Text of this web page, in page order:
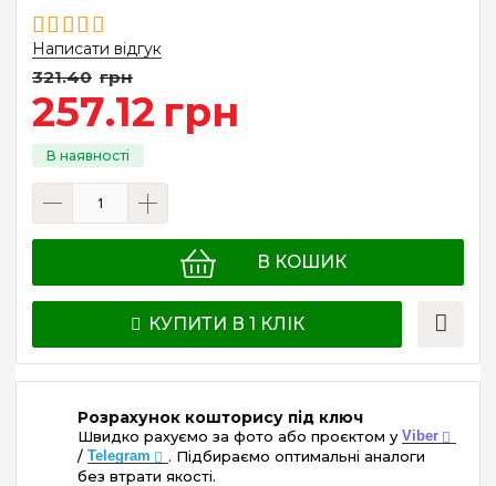
Написати відгук
321.40 грн
257.12 грн
В КОШИК
КУПИТИ В 1 КЛІК
Розрахунок кошторису під ключ
Швидко рахуємо за фото або проєктом у Viber
/ Telegram
. Підбираємо оптимальні аналоги
без втрати якості.